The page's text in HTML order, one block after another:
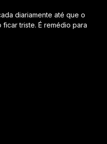
diariamente até que o
triste. É remédio para